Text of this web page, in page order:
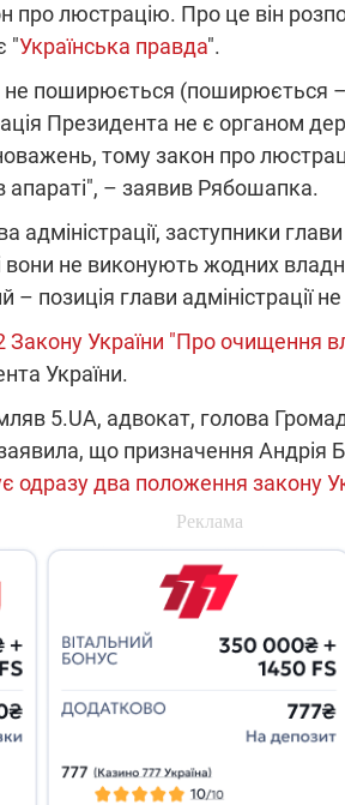
про люстрацію. Про це він
"Українська правда".
поширюється (поширюється
Президента не є органом
тому закон про
апараті", – заявив Рябошапка.
адміністрації, заступники
не виконують жодних
позиція глави адміністрації
Закону України "Про очищення
України.
5.UA, адвокат, голова
що призначення Андрія
одразу два положення закону
08.09.2025 12:09
Підтримай
"Машинерію війни" та
виграй легендарний
14.11.2025 17:15
"Око та щит": дрони,
РЕБ і пікапи – триває
збір коштів на потреби
одразу чотирьох